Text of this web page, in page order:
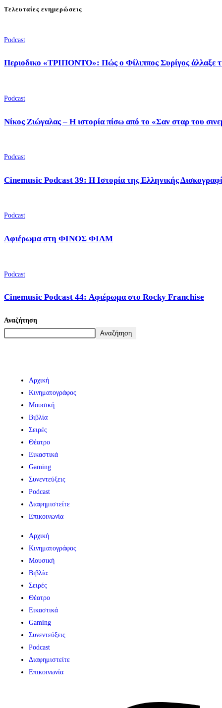
Τελευταίες ενημερώσεις
Podcast
Περιοδικο «ΤΡΙΠΟΝΤΟ»: Πώς ο Φίλιππος Συρίγος άλλαξε
Podcast
Νίκος Ζιώγαλας – Η ιστορία πίσω από το «Σαν σταρ του
Podcast
Cinemusic Podcast 39: Η Ιστορία της Ελληνικής
Podcast
Αφιέρωμα στη ΦΙΝΟΣ ΦΙΛΜ
Podcast
Cinemusic Podcast 44: Αφιέρωμα στο Rocky Franchise
Αναζήτηση
Αναζήτηση
Αρχική
Κινηματογράφος
Μουσική
Βιβλία
Σειρές
Θέατρο
Εικαστικά
Gaming
Συνεντεύξεις
Podcast
Διαφημιστείτε
Επικοινωνία
Αρχική
Κινηματογράφος
Μουσική
Βιβλία
Σειρές
Θέατρο
Εικαστικά
Gaming
Συνεντεύξεις
Podcast
Διαφημιστείτε
Επικοινωνία